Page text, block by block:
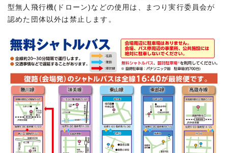
型無人飛行機(ドローン)などの使用は、まつり実行委員会が
認めた団体以外は禁止します。